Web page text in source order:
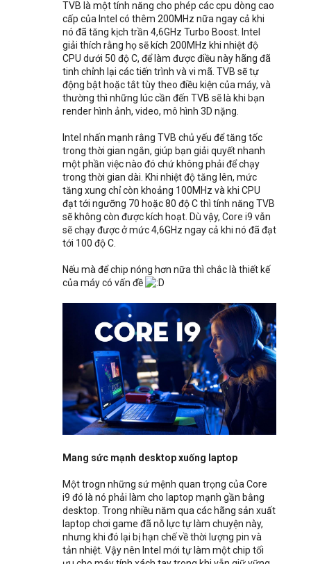
TVB là một tính năng cho phép các cpu dòng cao
cấp của Intel có thêm 200MHz nữa ngay cả khi
nó đã tăng kịch trần 4,6GHz Turbo Boost. Intel
giải thích rằng họ sẽ kích 200MHz khi nhiệt độ
CPU dưới 50 độ C, để làm được điều này hãng đã
tinh chỉnh lại các tiến trình và vi mã. TVB sẽ tự
động bật hoặc tắt tùy theo điều kiện của máy, và
thường thì những lúc cần đến TVB sẽ là khi bạn
render hình ảnh, video, mô hình 3D nặng.
Intel nhấn mạnh rằng TVB chủ yếu để tăng tốc
trong thời gian ngắn, giúp bạn giải quyết nhanh
một phần việc nào đó chứ không phải để chạy
trong thời gian dài. Khi nhiệt độ tăng lên, mức
tăng xung chỉ còn khoảng 100MHz và khi CPU
đạt tới ngưỡng 70 hoặc 80 độ C thì tính năng TVB
sẽ không còn được kích hoạt. Dù vậy, Core i9 vẫn
sẽ chạy được ở mức 4,6GHz ngay cả khi nó đã đạt
tới 100 độ C.
Nếu mà để chip nóng hơn nữa thì chắc là thiết kế
của máy có vấn đề
Mang sức mạnh desktop xuống laptop
Một trogn những sứ mệnh quan trọng của Core
i9 đó là nó phải làm cho laptop mạnh gần bằng
desktop. Trong nhiều năm qua các hãng sản xuất
laptop chơi game đã nỗ lực tự làm chuyện này,
nhưng khi đó lại bị hạn chế về thời lượng pin và
tản nhiệt. Vậy nên Intel mới tự làm một chip tối